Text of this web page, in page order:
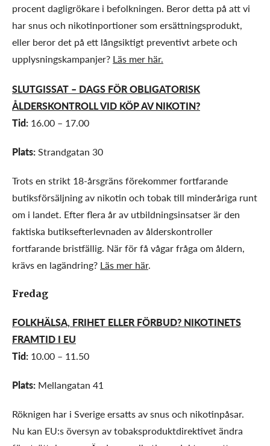
procent dagligrökare i befolkningen. Beror detta på att vi
har snus och nikotinportioner som ersättningsprodukt,
eller beror det på ett långsiktigt preventivt arbete och
upplysningskampanjer? Läs mer här.
SLUTGISSAT – DAGS FÖR OBLIGATORISK
ÅLDERSKONTROLL VID KÖP AV NIKOTIN?
Tid: 16.00 – 17.00
Plats:Strandgatan 30
Trots en strikt 18-årsgräns förekommer fortfarande
butiksförsäljning av nikotin och tobak till minderåriga runt
om i landet. Efter flera år av utbildningsinsatser är den
faktiska butiksefterlevnaden av ålderskontroller
fortfarande bristfällig. När för få vågar fråga om åldern,
krävs en lagändring? Läs mer här.
Fredag
FOLKHÄLSA, FRIHET ELLER FÖRBUD? NIKOTINETS
FRAMTID I EU
Tid: 10.00 – 11.50
Plats: Mellangatan 41
Röknigen har i Sverige ersatts av snus och nikotinpåsar.
Nu kan EU:s översyn av tobaksproduktdirektivet ändra